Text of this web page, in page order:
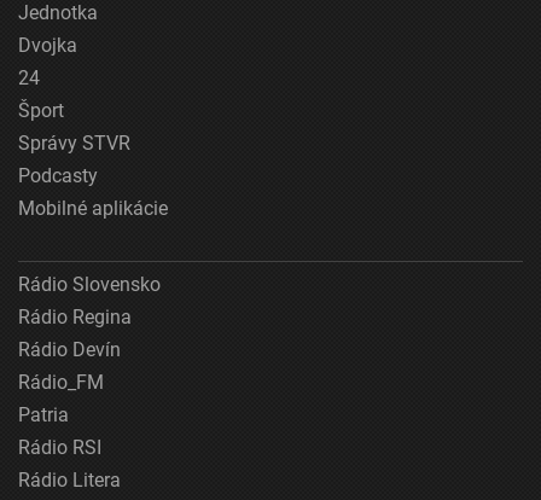
Jednotka
Dvojka
24
Šport
Správy STVR
Podcasty
Mobilné aplikácie
Rádio Slovensko
Rádio Regina
Rádio Devín
Rádio_FM
Patria
Rádio RSI
Rádio Litera